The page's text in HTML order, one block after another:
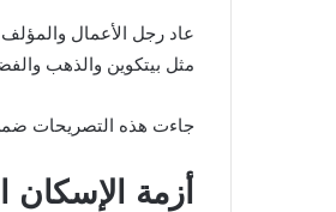
عاد رجل الأعمال
مثل بيتكوين والذهب
جاءت هذه التصريحات
أزمة الإسكان